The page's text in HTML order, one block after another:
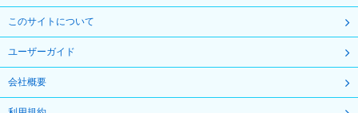
このサイトについて
ユーザーガイド
会社概要